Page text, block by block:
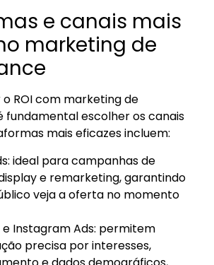
e canais mais
marketing de
ROI com marketing de
fundamental escolher os canais
mais eficazes incluem:
ideal para campanhas de
e remarketing, garantindo
veja a oferta no momento
Instagram Ads: permitem
precisa por interesses,